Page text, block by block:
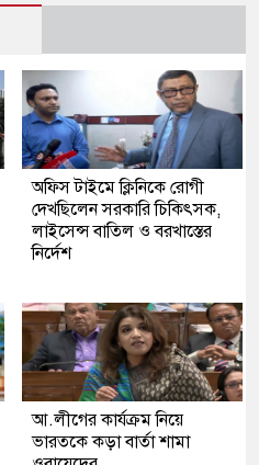
অফিস টাইমে ক্লিনিকে রোগী
দেখছিলেন সরকারি চিকিৎসক,
লাইসেন্স বাতিল ও বরখাস্তের
নির্দেশ
আ.লীগের কার্যক্রম নিয়ে
ভারতকে কড়া বার্তা শামা